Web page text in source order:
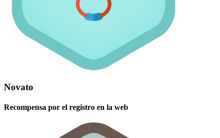
Novato
Recompensa por el registro en la web